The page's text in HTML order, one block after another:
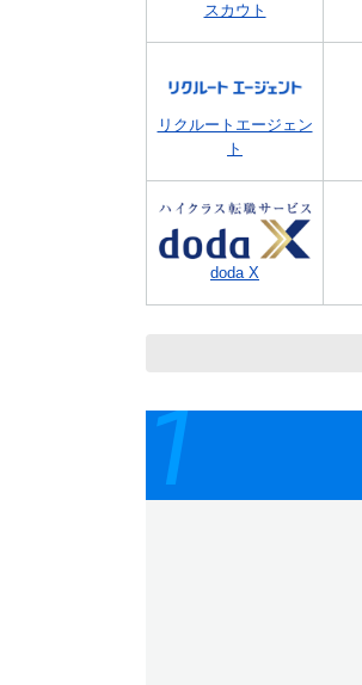
スカウト
リクルートエージェン
ト
doda X
1